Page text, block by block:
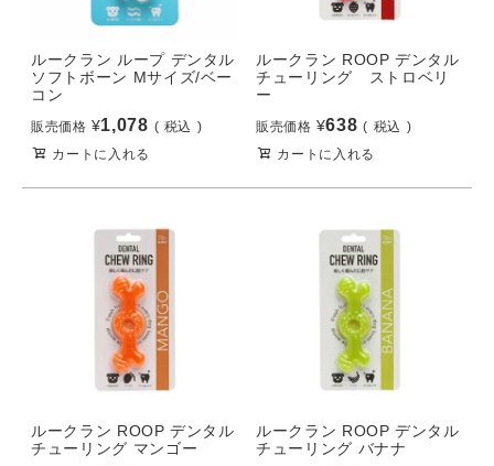
ルークラン ループ デンタル
ソフトボーン Mサイズ/ベー
コン
販売価格 ¥1,078
税込
カートに入れる
ルークラン ROOP デンタル
チューリング ストロベリ
ー
販売価格 ¥638
税込
カートに入れる
ルークラン ROOP デンタル
チューリング マンゴー
ルークラン ROOP デンタル
チューリング バナナ